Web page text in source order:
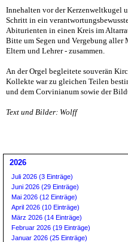
Innehalten vor der Kerzenweltkugel
Schritt in ein
Abiturienten in einen Kreis im
Bitte um Segen und Vergebung aller
Eltern und Lehrer - zusammen.
An der Orgel begleitete souverän
Kollekte war zu gleichen Teilen
und dem Corvinianum sowie der
Text und Bilder: Wolff
2026
Juli 2026 (3 Einträge)
Juni 2026 (29 Einträge)
Mai 2026 (12 Einträge)
April 2026 (10 Einträge)
März 2026 (14 Einträge)
Februar 2026 (19 Einträge)
Januar 2026 (25 Einträge)